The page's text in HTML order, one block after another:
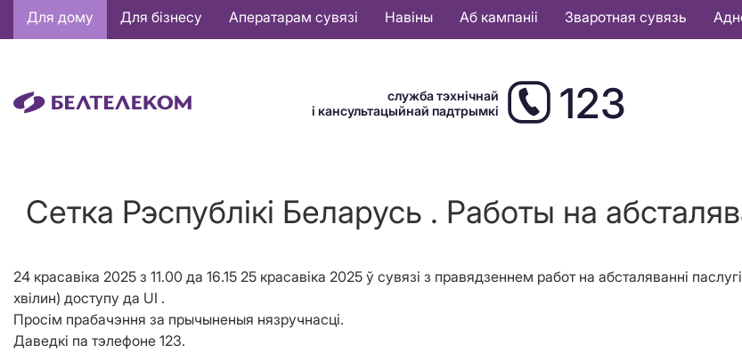
Основная
навигация
Для дому Для бізнесу Аператарам сувязі Навіны Аб кампаніі Зваротная сувязь
служба тэхнічнай
і кансультацыйнай падтрымкі
123
Сетка Рэспублiкi Беларусь . Работы на
24 красавiка 2025 з 11.00 да 16.15 25 красавiка 2025 ў сувязі з правядзеннем работ на абсталяванні
хвiлин) доступу да UI .
Просім прабачэння за прычыненыя нязручнасці.
Даведкі па тэлефоне 123.